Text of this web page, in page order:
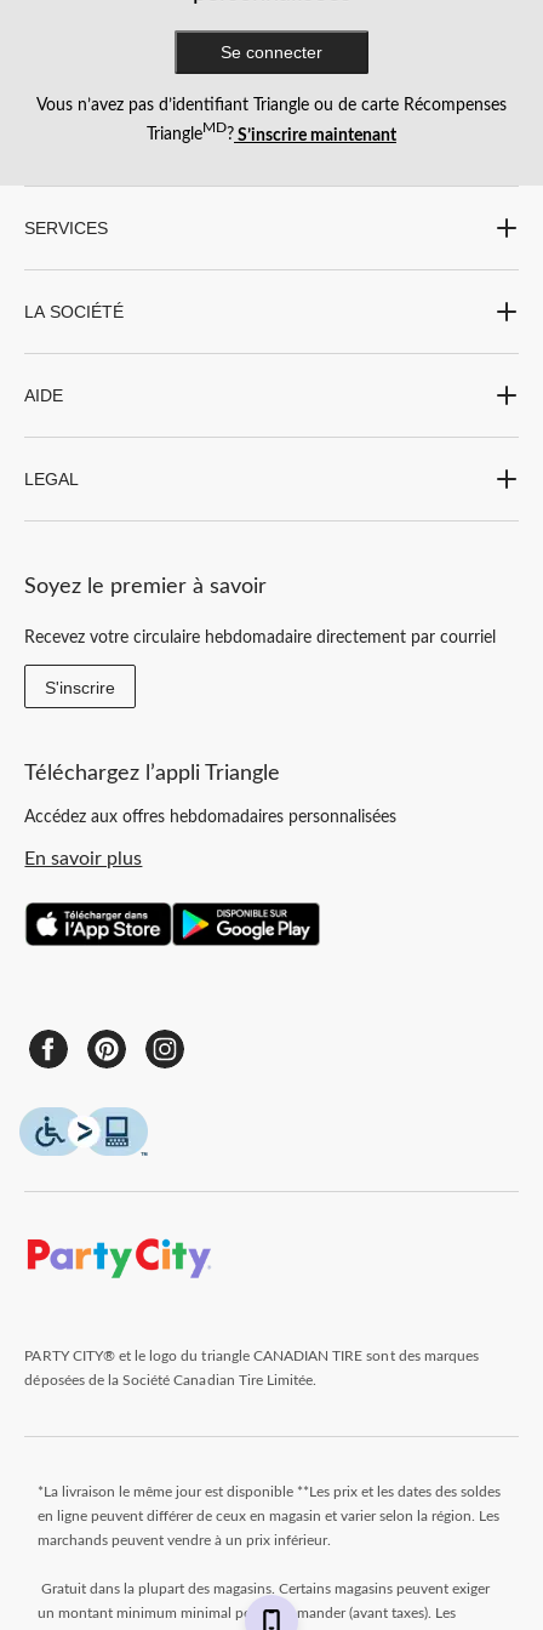
Se connecter
Vous n’avez pas d’identifiant Triangle ou de carte Récompenses
TriangleMD? S’inscrire maintenant
SERVICES
LA SOCIÉTÉ
AIDE
LEGAL
Soyez le premier à savoir
Recevez votre circulaire hebdomadaire directement par courriel
S'inscrire
Téléchargez l’appli Triangle
Accédez aux offres hebdomadaires personnalisées
En savoir plus
PARTY CITY® et le logo du triangle CANADIAN TIRE sont des marques
déposées de la Société Canadian Tire Limitée.
*La livraison le même jour est disponible **Les prix et les dates des soldes
en ligne peuvent différer de ceux en magasin et varier selon la région. Les
marchands peuvent vendre à un prix inférieur.
Gratuit dans la plupart des magasins. Certains magasins peuvent exiger
un montant minimum minimal pour commander (avant taxes). Les